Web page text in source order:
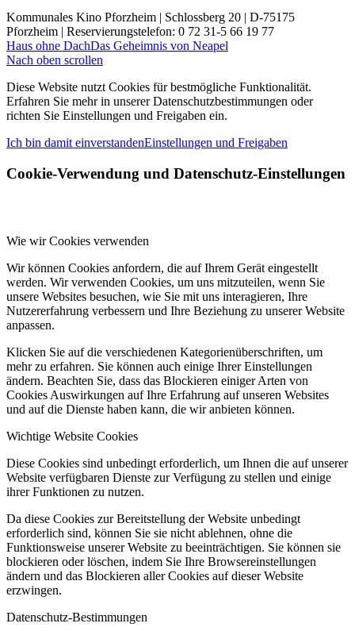
Kommunales Kino Pforzheim | Schlossberg 20 | D-75175
Pforzheim | Reservierungstelefon: 0 72 31-5 66 19 77
Haus ohne DachDas Geheimnis von Neapel
Nach oben scrollen
Diese Website nutzt Cookies für bestmögliche Funktionalität.
Erfahren Sie mehr in unserer Datenschutzbestimmungen oder
richten Sie Einstellungen und Freigaben ein.
Ich bin damit einverstandenEinstellungen und Freigaben
Cookie-Verwendung und Datenschutz-Einstellungen
Wie wir Cookies verwenden
Wir können Cookies anfordern, die auf Ihrem Gerät eingestellt
werden. Wir verwenden Cookies, um uns mitzuteilen, wenn Sie
unsere Websites besuchen, wie Sie mit uns interagieren, Ihre
Nutzererfahrung verbessern und Ihre Beziehung zu unserer Website
anpassen.
Klicken Sie auf die verschiedenen Kategorienüberschriften, um
mehr zu erfahren. Sie können auch einige Ihrer Einstellungen
ändern. Beachten Sie, dass das Blockieren einiger Arten von
Cookies Auswirkungen auf Ihre Erfahrung auf unseren Websites
und auf die Dienste haben kann, die wir anbieten können.
Wichtige Website Cookies
Diese Cookies sind unbedingt erforderlich, um Ihnen die auf unserer
Website verfügbaren Dienste zur Verfügung zu stellen und einige
ihrer Funktionen zu nutzen.
Da diese Cookies zur Bereitstellung der Website unbedingt
erforderlich sind, können Sie sie nicht ablehnen, ohne die
Funktionsweise unserer Website zu beeinträchtigen. Sie können sie
blockieren oder löschen, indem Sie Ihre Browsereinstellungen
ändern und das Blockieren aller Cookies auf dieser Website
erzwingen.
Datenschutz-Bestimmungen